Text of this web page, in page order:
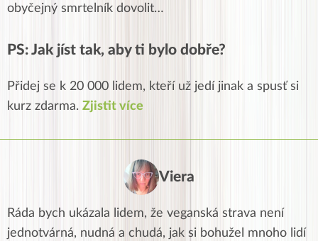
obyčejný smrtelník dovolit…
PS: Jak jíst tak, aby ti bylo dobře?
Přidej se k 20 000 lidem, kteří už jedí jinak a spusť si
kurz zdarma. Zjistit více
Viera
Ráda bych ukázala lidem, že veganská strava není
jednotvárná, nudná a chudá, jak si bohužel mnoho lidí